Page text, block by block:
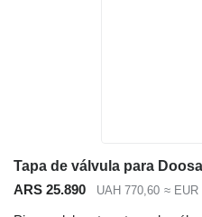
ARS 25.890 UAH 770,60 ≈ EUR